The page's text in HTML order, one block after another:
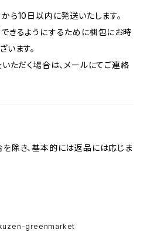
ら10日以内に発送いたします。
きるようにするために梱包にお時
います。
ただく場合は、メールにてご連絡
除き、基本的には返品には応じま
greenmarket